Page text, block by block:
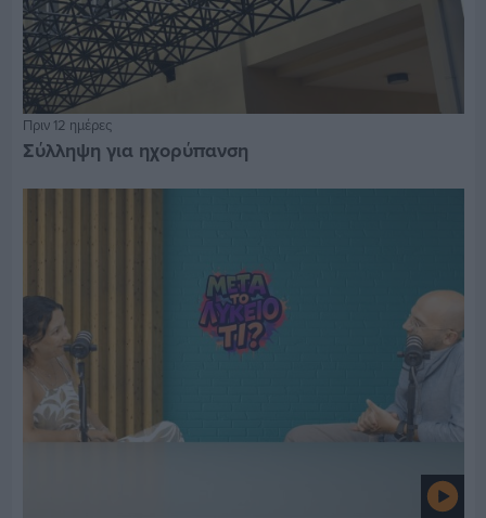
Πριν 12 ημέρες
Σύλληψη για ηχορύπανση